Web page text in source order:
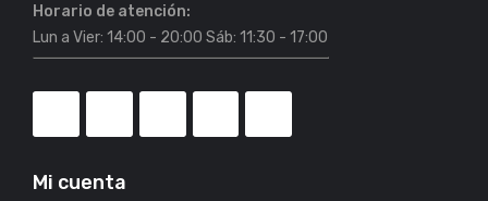
Horario de atención:
Lun a Vier: 14:00 - 20:00 Sáb: 11:30 - 17:00
Mi cuenta